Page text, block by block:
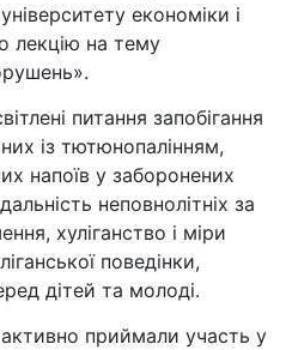
економіки і
лекцію на тему
питання запобігання
із тютюнопалінням,
напоїв у заборонених
неповнолітніх за
хуліганство і міри
поведінки,
дітей та молоді.
приймали участь у